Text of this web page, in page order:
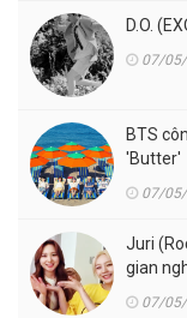
D.O.
07/
BTS
'Butter'
07/
Juri
gian
07/